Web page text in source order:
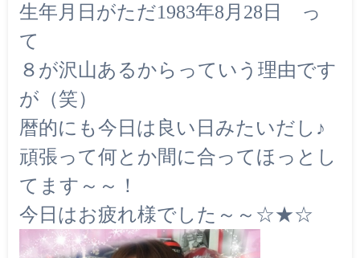
生年月日がただ1983年8月28日 っ
て
８が沢山あるからっていう理由です
が（笑）
暦的にも今日は良い日みたいだし♪
頑張って何とか間に合ってほっとし
てます～～！
今日はお疲れ様でした～～☆★☆